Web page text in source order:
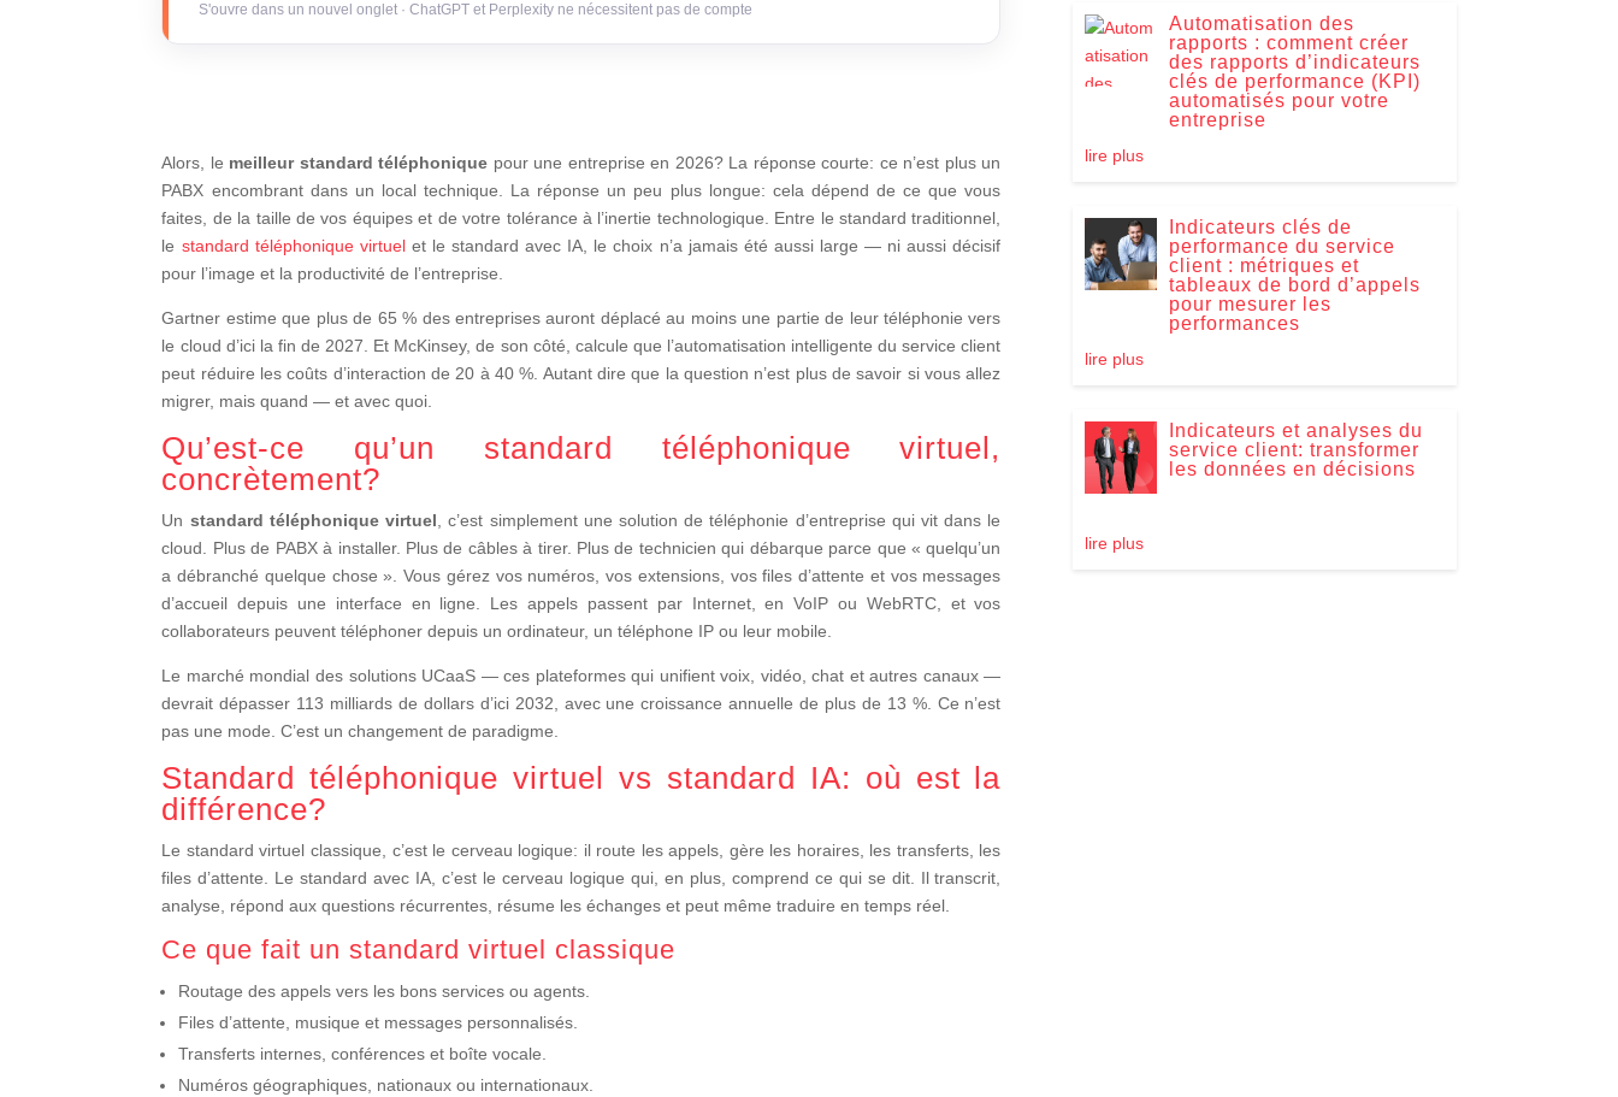
S'ouvre dans un nouvel onglet · ChatGPT et Perplexity ne nécessitent pas de compte
Alors, le meilleur standard téléphonique pour une entreprise en 2026? La réponse courte: ce n’est plus un
PABX encombrant dans un local technique. La réponse un peu plus longue: cela dépend de ce que vous
faites, de la taille de vos équipes et de votre tolérance à l’inertie technologique. Entre le standard traditionnel,
le standard téléphonique virtuelet le standard avec IA, le choix n’a jamais été aussi large — ni aussi décisif
pour l’image et la productivité de l’entreprise.
Gartner estime que plus de 65 % des entreprises auront déplacé au moins une partie de leur téléphonie vers
le cloud d’ici la fin de 2027. Et McKinsey, de son côté, calcule que l’automatisation intelligente du service client
peut réduire les coûts d’interaction de 20 à 40 %. Autant dire que la question n’est plus de savoir si vous allez
migrer, mais quand — et avec quoi.
Qu’est-ce qu’un standard téléphonique virtuel,
concrètement?
Un standard téléphonique virtuel , c’est simplement une solution de téléphonie d’entreprise qui vit dans le
cloud. Plus de PABX à installer. Plus de câbles à tirer. Plus de technicien qui débarque parce que « quelqu’un
a débranché quelque chose ». Vous gérez vos numéros, vos extensions, vos files d’attente et vos messages
d’accueil depuis une interface en ligne. Les appels passent par Internet, en VoIP ou WebRTC, et vos
collaborateurs peuvent téléphoner depuis un ordinateur, un téléphone IP ou leur mobile.
Le marché mondial des solutions UCaaS — ces plateformes qui unifient voix, vidéo, chat et autres canaux —
devrait dépasser 113 milliards de dollars d’ici 2032, avec une croissance annuelle de plus de 13 %. Ce n’est
pas une mode. C’est un changement de paradigme.
Standard téléphonique virtuel vs standard IA: où est la
différence?
Le standard virtuel classique, c’est le cerveau logique: il route les appels, gère les horaires, les transferts, les
files d’attente. Le standard avec IA, c’est le cerveau logique qui, en plus, comprend ce qui se dit. Il transcrit,
analyse, répond aux questions récurrentes, résume les échanges et peut même traduire en temps réel.
Ce que fait un standard virtuel classique
Routage des appels vers les bons services ou agents.
Files d’attente, musique et messages personnalisés.
Transferts internes, conférences et boîte vocale.
Numéros géographiques, nationaux ou internationaux.
Automatisation des
rapports : comment créer
des rapports d’indicateurs
clés de performance (KPI)
automatisés pour votre
entreprise
lire plus
Indicateurs clés de
performance du service
client : métriques et
tableaux de bord d’appels
pour mesurer les
performances
lire plus
Indicateurs et analyses du
service client: transformer
les données en décisions
lire plus